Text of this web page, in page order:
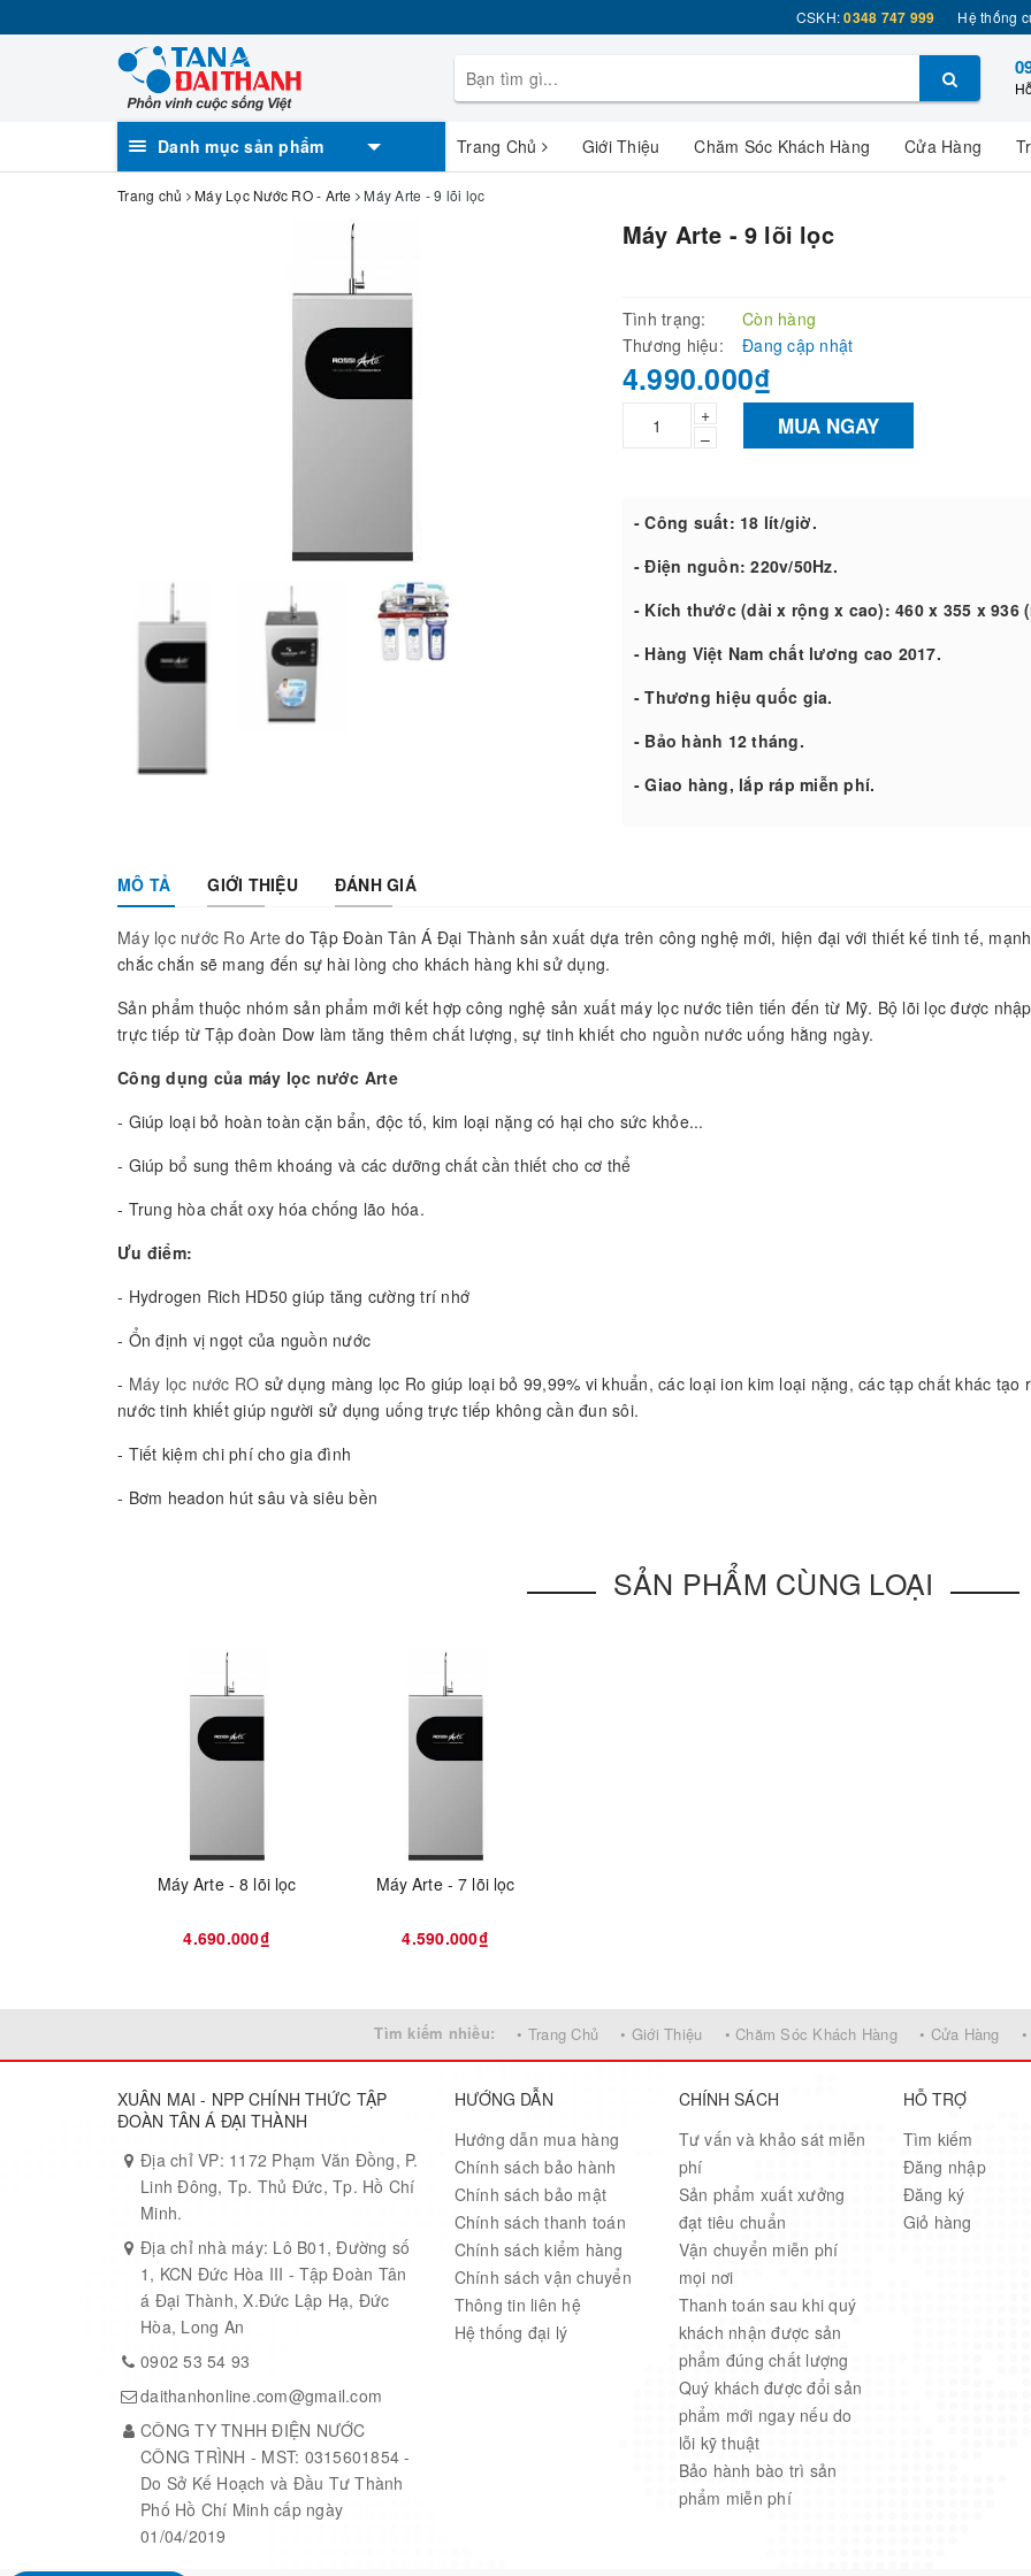
CSKH:0348 747 999 Hệ thống
Danh mục sản phẩm Trang Chủ Giới Thiệu Chăm Sóc Khách Hàng Cửa Hàng
Trang chủ Máy Lọc Nước RO - Arte Máy Arte - 9 lõi lọc
Máy Arte - 9 lõi lọc
Tình trạng:
Còn hàng
Thương hiệu:
Đang cập nhật
4.990.000₫
+
–
MUA NGAY
- Công suất: 18 lít/giờ.
- Điện nguồn: 220v/50Hz.
- Kích thước (dài x rộng x cao): 460 x 355 x 936
- Hàng Việt Nam chất lương cao 2017.
- Thương hiệu quốc gia.
- Bảo hành 12 tháng.
- Giao hàng, lắp ráp miễn phí.
MÔ TẢ GIỚI THIỆU ĐÁNH GIÁ
Máy lọc nước Ro Arte do Tập Đoàn Tân Á Đại Thành sản xuất dựa trên công nghệ mới, hiện đại với thiết kế tinh tế,
chắc chắn sẽ mang đến sự hài lòng cho khách hàng khi sử dụng.
Sản phẩm thuộc nhóm sản phẩm mới kết hợp công nghệ sản xuất máy lọc nước tiên tiến đến từ Mỹ. Bộ lõi lọc được
trực tiếp từ Tập đoàn Dow làm tăng thêm chất lượng, sự tinh khiết cho nguồn nước uống hằng ngày.
Công dụng của máy lọc nước Arte
- Giúp loại bỏ hoàn toàn cặn bẩn, độc tố, kim loại nặng có hại cho sức khỏe...
- Giúp bổ sung thêm khoáng và các dưỡng chất cần thiết cho cơ thể
- Trung hòa chất oxy hóa chống lão hóa.
Ưu điểm:
- Hydrogen Rich HD50 giúp tăng cường trí nhớ
- Ổn định vị ngọt của nguồn nước
- Máy lọc nước RO sử dụng màng lọc Ro giúp loại bỏ 99,99% vi khuẩn, các loại ion kim loại nặng, các tạp chất khác tạo
nước tinh khiết giúp người sử dụng uống trực tiếp không cần đun sôi.
- Tiết kiệm chi phí cho gia đình
- Bơm headon hút sâu và siêu bền
SẢN PHẨM CÙNG LOẠI
Máy Arte - 8 lõi lọc
4.690.000₫
Máy Arte - 7 lõi lọc
4.590.000₫
Tìm kiếm nhiều: • Trang Chủ • Giới Thiệu • Chăm Sóc Khách Hàng • Cửa Hàng
XUÂN MAI - NPP CHÍNH THỨC TẬP
ĐOÀN TÂN Á ĐẠI THÀNH
Địa chỉ VP: 1172 Phạm Văn Đồng, P.
Linh Đông, Tp. Thủ Đức, Tp. Hồ Chí
Minh.
Địa chỉ nhà máy: Lô B01, Đường số
1, KCN Đức Hòa III - Tập Đoàn Tân
á Đại Thành, X.Đức Lập Hạ, Đức
Hòa, Long An
0902 53 54 93
daithanhonline.com@gmail.com
CÔNG TY TNHH ĐIỆN NƯỚC
CÔNG TRÌNH - MST: 0315601854 -
Do Sở Kế Hoạch và Đầu Tư Thành
Phố Hồ Chí Minh cấp ngày
01/04/2019
HƯỚNG DẪN
Hướng dẫn mua hàng
Chính sách bảo hành
Chính sách bảo mật
Chính sách thanh toán
Chính sách kiểm hàng
Chính sách vận chuyển
Thông tin liên hệ
Hệ thống đại lý
CHÍNH SÁCH
Tư vấn và khảo sát miễn
phí
Sản phẩm xuất xưởng
đạt tiêu chuẩn
Vận chuyển miễn phí
mọi nơi
Thanh toán sau khi quý
khách nhận được sản
phẩm đúng chất lượng
Quý khách được đổi sản
phẩm mới ngay nếu do
lỗi kỹ thuật
Bảo hành bào trì sản
phẩm miễn phí
HỖ TRỢ
Tìm kiếm
Đăng nhập
Đăng ký
Giỏ hàng